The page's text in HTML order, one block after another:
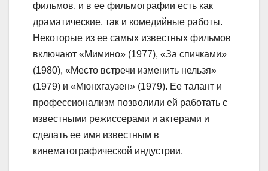
фильмов, и в ее фильмографии есть как
драматические, так и комедийные работы.
Некоторые из ее самых известных фильмов
включают «Мимино» (1977), «За спичками»
(1980), «Место встречи изменить нельзя»
(1979) и «Мюнхгаузен» (1979). Ее талант и
профессионализм позволили ей работать с
известными режиссерами и актерами и
сделать ее имя известным в
кинематографической индустрии.